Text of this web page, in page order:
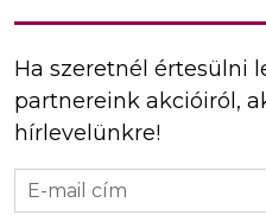
Ha szeretnél értesülni
partnereink akcióiról,
hírlevelünkre!